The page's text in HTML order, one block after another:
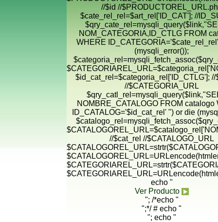
//$id //
$cate_rel_rel=$art_rel['ID_CAT']; //
NOM_CATEGORIA,ID_CTLG FROM
WHERE
(mysqli_error());
$id_cat_rel=$categoria_rel['ID_CTLG']; //
//$CATEGORIA_URL
NOMBRE_CATALOGO FROM catalogo
ID_CATALOG='$id_cat_rel' ") or die
//$cat_rel //$CATALOGO_URL
echo "
Ver Producto
"; /*echo "
";*/ # echo "
"; echo "